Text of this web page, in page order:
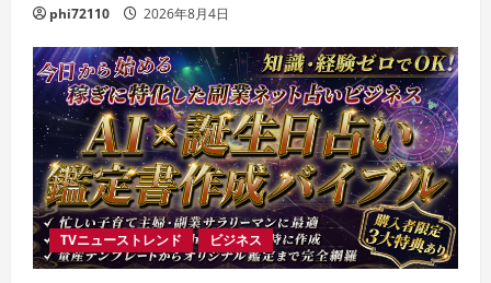
phi72110 2026年8月4日
TVニューストレンド ビジネス